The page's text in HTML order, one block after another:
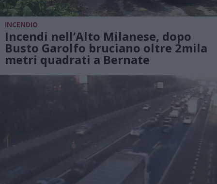
INCENDIO
Incendi nell’Alto Milanese, dopo
Busto Garolfo bruciano oltre 2mila
metri quadrati a Bernate